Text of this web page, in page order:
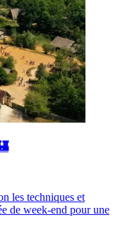
les techniques et
de week-end pour une